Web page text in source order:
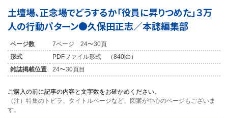
土壇場、正念場でどうするか「役員に昇りつめた」３万
人の行動パターン●久保田正志／本誌編集部
ページ数
7ページ 24〜30頁
形式
PDFファイル形式 （840kb）
雑誌掲載位置
24〜30頁目
ご購入の前に記事の内容と文字数をお確かめください。
（注）特集のトビラ、タイトルページなど、図案が中心のページもございま
す。